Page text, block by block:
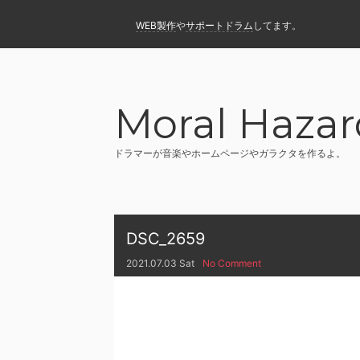
WEB製作やサポートドラム してます。
Moral
ドラマーが音楽やホームページやガラクタを作るよ。
DSC_2659
2021.07.03 Sat No Comment